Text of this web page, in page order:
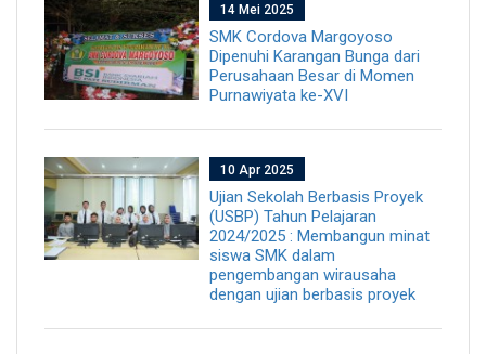
14 Mei 2025
SMK Cordova Margoyoso
Dipenuhi Karangan Bunga dari
Perusahaan Besar di Momen
Purnawiyata ke-XVI
10 Apr 2025
Ujian Sekolah Berbasis Proyek
(USBP) Tahun Pelajaran
2024/2025 : Membangun minat
siswa SMK dalam
pengembangan wirausaha
dengan ujian berbasis proyek